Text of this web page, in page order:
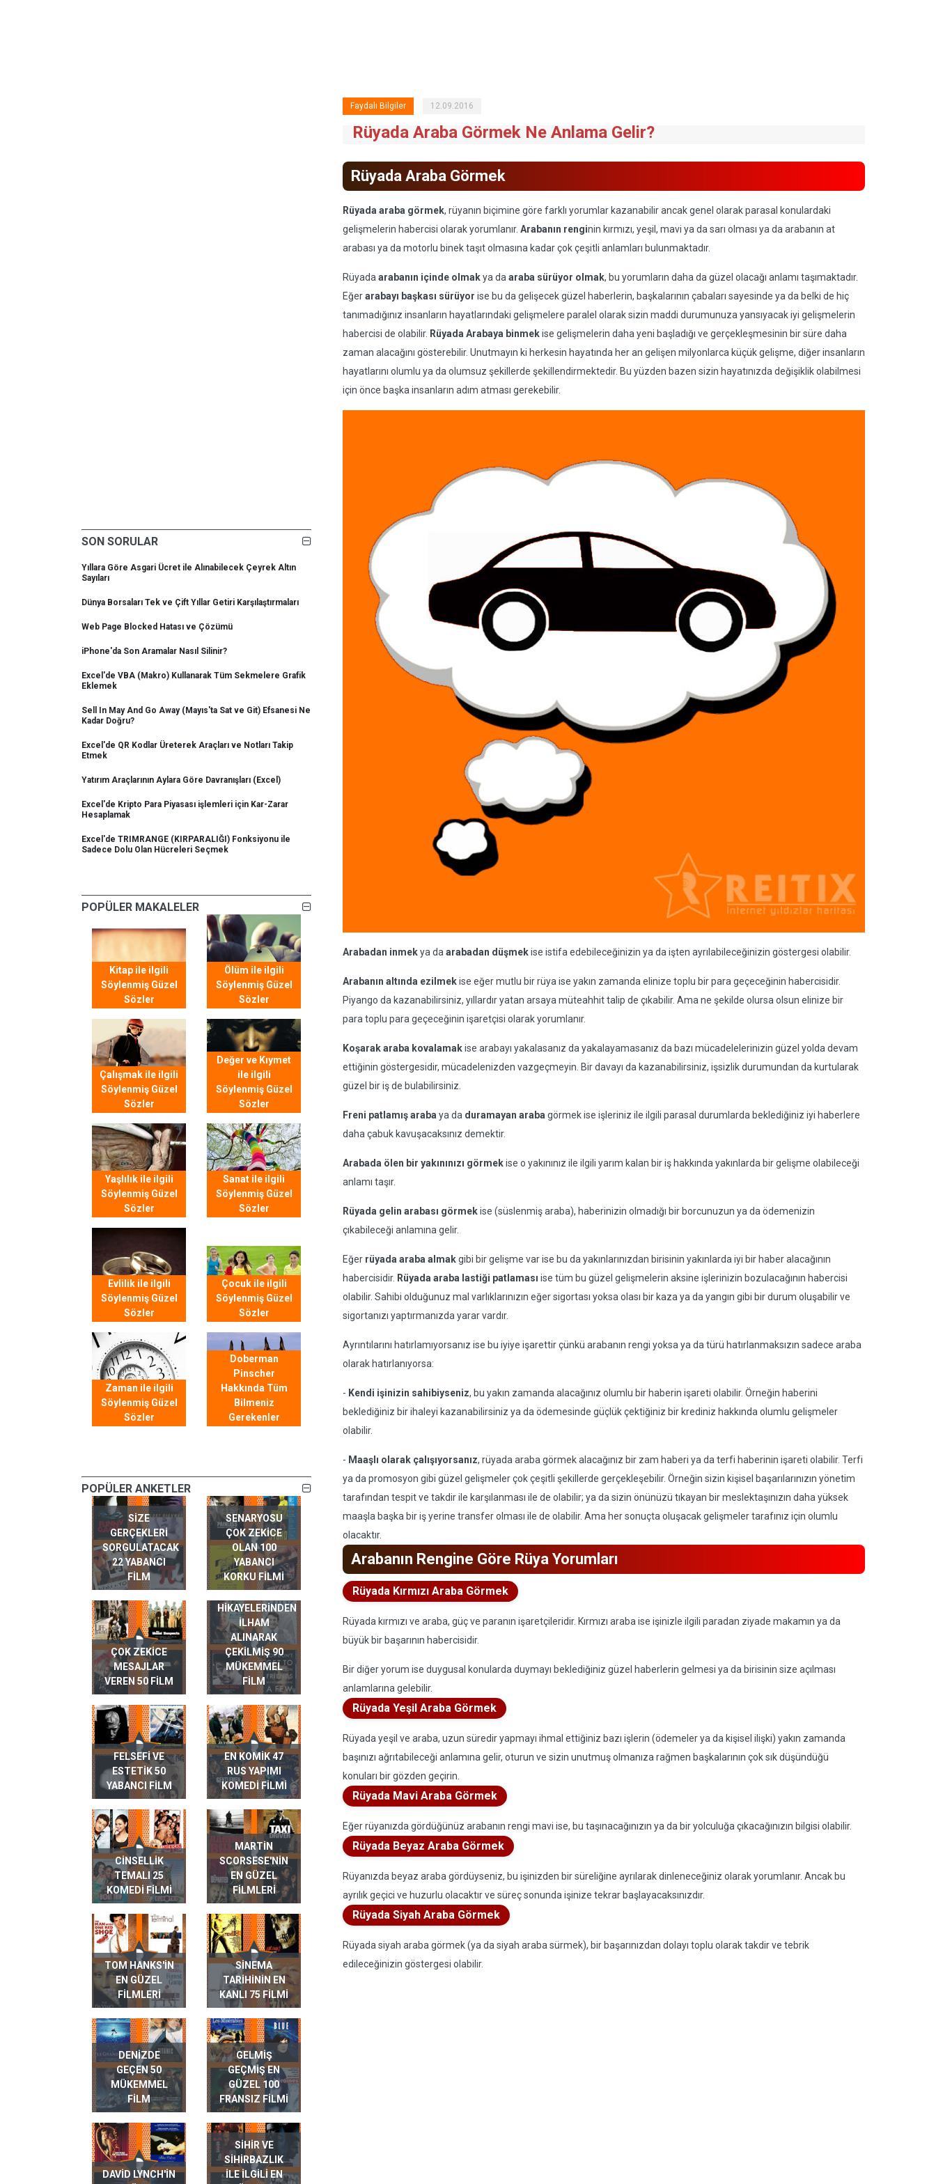
SON SORULAR
Yıllara Göre Asgari Ücret ile Alınabilecek Çeyrek Altın
Sayıları
Dünya Borsaları Tek ve Çift Yıllar Getiri Karşılaştırmaları
Web Page Blocked Hatası ve Çözümü
iPhone'da Son Aramalar Nasıl Silinir?
Excel'de VBA (Makro) Kullanarak Tüm Sekmelere Grafik
Eklemek
Sell In May And Go Away (Mayıs'ta Sat ve Git) Efsanesi Ne
Kadar Doğru?
Excel'de QR Kodlar Üreterek Araçları ve Notları Takip
Etmek
Yatırım Araçlarının Aylara Göre Davranışları (Excel)
Excel'de Kripto Para Piyasası işlemleri için Kar-Zarar
Hesaplamak
Excel'de TRIMRANGE (KIRPARALIĞI) Fonksiyonu ile
Sadece Dolu Olan Hücreleri Seçmek
POPÜLER MAKALELER
Kitap ile ilgili
Söylenmiş Güzel
Sözler
Ölüm ile ilgili
Söylenmiş Güzel
Sözler
Çalışmak ile ilgili
Söylenmiş Güzel
Sözler
Değer ve Kıymet
ile ilgili
Söylenmiş Güzel
Sözler
Yaşlılık ile ilgili
Söylenmiş Güzel
Sözler
Sanat ile ilgili
Söylenmiş Güzel
Sözler
Evlilik ile ilgili
Söylenmiş Güzel
Sözler
Çocuk ile ilgili
Söylenmiş Güzel
Sözler
Zaman ile ilgili
Söylenmiş Güzel
Sözler
Doberman
Pinscher
Hakkında Tüm
Bilmeniz
Gerekenler
POPÜLER ANKETLER
SIZE
GERÇEKLERI
SORGULATACAK
22 YABANCI
FILM
SENARYOSU
ÇOK ZEKICE
OLAN 100
YABANCI
KORKU FILMI
ÇOK ZEKICE
MESAJLAR
VEREN 50 FILM
GERÇEK HAYAT
HIKAYELERINDEN
ILHAM
ALINARAK
ÇEKILMIŞ 90
MÜKEMMEL
FILM
FELSEFI VE
ESTETIK 50
YABANCI FILM
EN KOMIK 47
RUS YAPIMI
KOMEDI FILMI
CINSELLIK
TEMALI 25
KOMEDI FILMI
MARTIN
SCORSESE'NIN
EN GÜZEL
FILMLERI
TOM HANKS'IN
EN GÜZEL
FILMLERI
SINEMA
TARIHININ EN
KANLI 75 FILMI
DENIZDE
GEÇEN 50
MÜKEMMEL
FILM
GELMIŞ
GEÇMIŞ EN
GÜZEL 100
FRANSIZ FILMI
DAVID LYNCH'IN
SIHIR VE
SIHIRBAZLIK
ILE ILGILI EN
Faydalı Bilgiler 12.09.2016
Rüyada Araba Görmek Ne Anlama Gelir?
Rüyada Araba Görmek
Rüyada araba görmek, rüyanın biçimine göre farklı yorumlar kazanabilir ancak genel olarak parasal konulardaki
gelişmelerin habercisi olarak yorumlanır. Arabanın renginin kırmızı, yeşil, mavi ya da sarı olması ya da arabanın at
arabası ya da motorlu binek taşıt olmasına kadar çok çeşitli anlamları bulunmaktadır.
Rüyada arabanın içinde olmakya da araba sürüyor olmak, bu yorumların daha da güzel olacağı anlamı taşımaktadır.
Eğerarabayı başkası sürüyor ise bu da gelişecek güzel haberlerin, başkalarının çabaları sayesinde ya da belki de hiç
tanımadığınız insanların hayatlarındaki gelişmelere paralel olarak sizin maddi durumunuza yansıyacak iyi gelişmelerin
habercisi de olabilir. Rüyada Arabaya binmekise gelişmelerin daha yeni başladığı ve gerçekleşmesinin bir süre daha
zaman alacağını gösterebilir. Unutmayın ki herkesin hayatında her an gelişen milyonlarca küçük gelişme, diğer insanların
hayatlarını olumlu ya da olumsuz şekillerde şekillendirmektedir. Bu yüzden bazen sizin hayatınızda değişiklik olabilmesi
için önce başka insanların adım atması gerekebilir.
Arabadan inmekya da arabadan düşmekise istifa edebileceğinizin ya da işten ayrılabileceğinizin göstergesi olabilir.
Arabanın altında ezilmekise eğer mutlu bir rüya ise yakın zamanda elinize toplu bir para geçeceğinin habercisidir.
Piyango da kazanabilirsiniz, yıllardır yatan arsaya müteahhit talip de çıkabilir. Ama ne şekilde olursa olsun elinize bir
para toplu para geçeceğinin işaretçisi olarak yorumlanır.
Koşarak araba kovalamakise arabayı yakalasanız da yakalayamasanız da bazı mücadelelerinizin güzel yolda devam
ettiğinin göstergesidir, mücadelenizden vazgeçmeyin. Bir davayı da kazanabilirsiniz, işsizlik durumundan da kurtularak
güzel bir iş de bulabilirsiniz.
Freni patlamış araba ya da duramayan araba görmek ise işleriniz ile ilgili parasal durumlarda beklediğiniz iyi haberlere
daha çabuk kavuşacaksınız demektir.
Arabada ölen bir yakınınızı görmekise o yakınınız ile ilgili yarım kalan bir iş hakkında yakınlarda bir gelişme olabileceği
anlamı taşır.
Rüyada gelin arabası görmekise (süslenmiş araba), haberinizin olmadığı bir borcunuzun ya da ödemenizin
çıkabileceği anlamına gelir.
Eğer rüyada araba almakgibi bir gelişme var ise bu da yakınlarınızdan birisinin yakınlarda iyi bir haber alacağının
habercisidir. Rüyada araba lastiği patlaması ise tüm bu güzel gelişmelerin aksine işlerinizin bozulacağının habercisi
olabilir. Sahibi olduğunuz mal varlıklarınızın eğer sigortası yoksa olası bir kaza ya da yangın gibi bir durum oluşabilir ve
sigortanızı yaptırmanızda yarar vardır.
Ayrıntılarını hatırlamıyorsanız ise bu iyiye işarettir çünkü arabanın rengi yoksa ya da türü hatırlanmaksızın sadece araba
olarak hatırlanıyorsa:
- Kendi işinizin sahibiyseniz, bu yakın zamanda alacağınız olumlu bir haberin işareti olabilir. Örneğin haberini
beklediğiniz bir ihaleyi kazanabilirsiniz ya da ödemesinde güçlük çektiğiniz bir krediniz hakkında olumlu gelişmeler
olabilir.
- Maaşlı olarak çalışıyorsanız, rüyada araba görmek alacağınız bir zam haberi ya da terfi haberinin işareti olabilir. Terfi
ya da promosyon gibi güzel gelişmeler çok çeşitli şekillerde gerçekleşebilir. Örneğin sizin kişisel başarılarınızın yönetim
tarafından tespit ve takdir ile karşılanması ile de olabilir; ya da sizin önünüzü tıkayan bir meslektaşınızın daha yüksek
maaşla başka bir iş yerine transfer olması ile de olabilir. Ama her sonuçta oluşacak gelişmeler tarafınız için olumlu
olacaktır.
Arabanın Rengine Göre Rüya Yorumları
Rüyada Kırmızı Araba Görmek
Rüyada kırmızı ve araba, güç ve paranın işaretçileridir. Kırmızı araba ise işinizle ilgili paradan ziyade makamın ya da
büyük bir başarının habercisidir.
Bir diğer yorum ise duygusal konularda duymayı beklediğiniz güzel haberlerin gelmesi ya da birisinin size açılması
anlamlarına gelebilir.
Rüyada Yeşil Araba Görmek
Rüyada yeşil ve araba, uzun süredir yapmayı ihmal ettiğiniz bazı işlerin (ödemeler ya da kişisel ilişki) yakın zamanda
başınızı ağrıtabileceği anlamına gelir, oturun ve sizin unutmuş olmanıza rağmen başkalarının çok sık düşündüğü
konuları bir gözden geçirin.
Rüyada Mavi Araba Görmek
Eğer rüyanızda gördüğünüz arabanın rengi mavi ise, bu taşınacağınızın ya da bir yolculuğa çıkacağınızın bilgisi olabilir.
Rüyada Beyaz Araba Görmek
Rüyanızda beyaz araba gördüyseniz, bu işinizden bir süreliğine ayrılarak dinleneceğiniz olarak yorumlanır. Ancak bu
ayrılık geçici ve huzurlu olacaktır ve süreç sonunda işinize tekrar başlayacaksınızdır.
Rüyada Siyah Araba Görmek
Rüyada siyah araba görmek (ya da siyah araba sürmek), bir başarınızdan dolayı toplu olarak takdir ve tebrik
edileceğinizin göstergesi olabilir.